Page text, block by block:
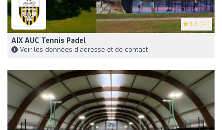
3.9 (94)
AIX AUC Tennis Padel
Voir les données d'adresse et de contact